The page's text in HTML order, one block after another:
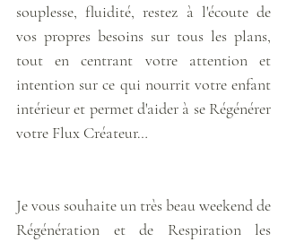
souplesse, fluidité, restez à l'écoute de
vos propres besoins sur tous les plans,
tout en centrant votre attention et
intention sur ce qui nourrit votre enfant
intérieur et permet d'aider à se Régénérer
votre Flux Créateur…
Je vous souhaite un très beau weekend de
Régénération et de Respiration les